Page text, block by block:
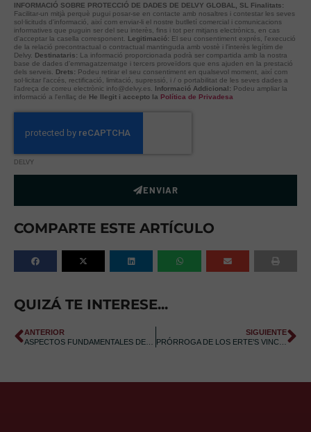
INFORMACIÓ SOBRE PROTECCIÓ DE DADES DE DELVY GLOBAL, SL Finalitats:
Facilitar-un mitjà perquè pugui posar-se en contacte amb nosaltres i contestar les seves
sol·licituds d'informació, així com enviar-li el nostre butlletí comercial i comunicacions
informatives que puguin ser del seu interès, fins i tot per mitjans electrònics, en cas
d'acceptar la casella corresponent. Legitimació: El seu consentiment exprés, l'execució
de la relació precontractual o contractual mantinguda amb vostè i l'interès legítim de
Delvy. Destinataris: La informació proporcionada podrà ser compartida amb la nostra
base de dades d'emmagatzematge i tercers proveïdors que ens ajuden en la prestació
dels serveis. Drets: Podeu retirar el seu consentiment en qualsevol moment, així com
sol·licitar l'accés, rectificació, limitació, supressió, i / o portabilitat de les seves dades a
l'adreça de correu electrònic info@delvy.es. Informació Addicional: Podeu ampliar la
informació a l'enllaç de He llegit i accepto la Política de Privadesa
DELVY
ENVIAR
COMPARTE ESTE ARTÍCULO
QUIZÁ TE INTERESE...
ANTERIOR
SIGUIENTE